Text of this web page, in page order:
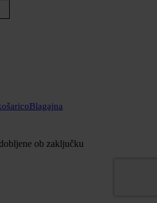
Blagajna
ob zaključku